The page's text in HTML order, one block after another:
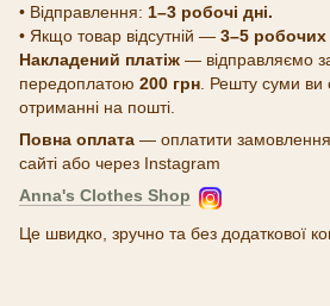
• Відправлення: 1–3 робочі дні.
• Якщо товар відсутній — 3–5 робочих
Накладений платіж — відправляємо
передоплатою 200 грн . Решту суми ви
отриманні на пошті.
Повна оплата — оплатити
сайті або через Instagram
Anna's Clothes Shop
Це швидко, зручно та без додаткової